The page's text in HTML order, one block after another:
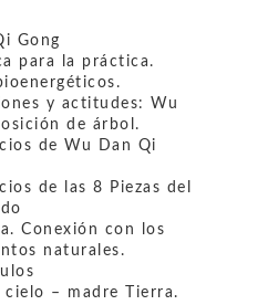
Gong
para la práctica.
y actitudes: Wu
de árbol.
de Wu Dan Qi
de las 8 Piezas del
Conexión con los
naturales.
cielo – madre Tierra.